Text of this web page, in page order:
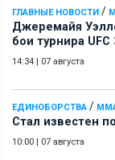
ГЛАВНЫЕ НОВОСТИ /
Джеремайя
бои турнира UFC
14:34 | 07 августа
ЕДИНОБОРСТВА /
Стал известен
10:00 | 07 августа